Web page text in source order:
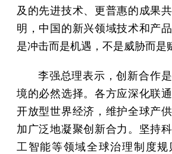
及的先进技术、更普惠的成果
明，中国的新兴领域技术和产
是冲击而是机遇，不是威胁而是
李强总理表示，创新合作
境的必然选择。各方应深化联
开放型世界经济，维护全球产
加广泛地凝聚创新合力。坚持
工智能等领域全球治理制度规